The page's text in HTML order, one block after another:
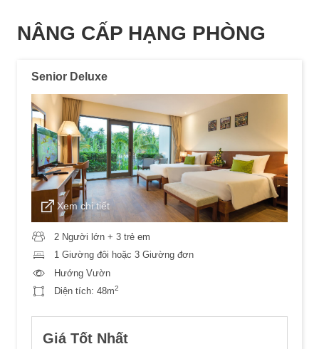
NÂNG CẤP HẠNG PHÒNG
Senior Deluxe
Xem chi tiết
2 Người lớn + 3 trẻ em
1 Giường đôi hoặc 3 Giường đơn
Hướng Vườn
Diện tích: 48m2
Giá Tốt Nhất